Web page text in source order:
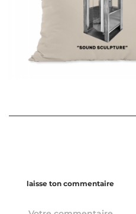
laisse ton commentaire